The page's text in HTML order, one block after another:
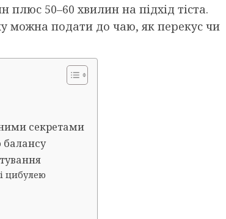
50–60 хвилин на підхід тіста.
можна подати до чаю, як перекус чи
секретами
балансу
цибулею